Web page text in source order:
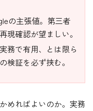
の主張値。第三者
現確認が望ましい。
務で有用、とは限ら
検証を必ず挟む。
めればよいのか。実務